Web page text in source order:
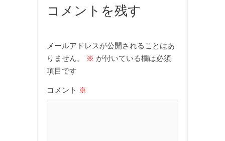
コメントを残す
メールアドレスが公開されることはあ
りません。
※ が付いている欄は必須
項目です
コメント ※